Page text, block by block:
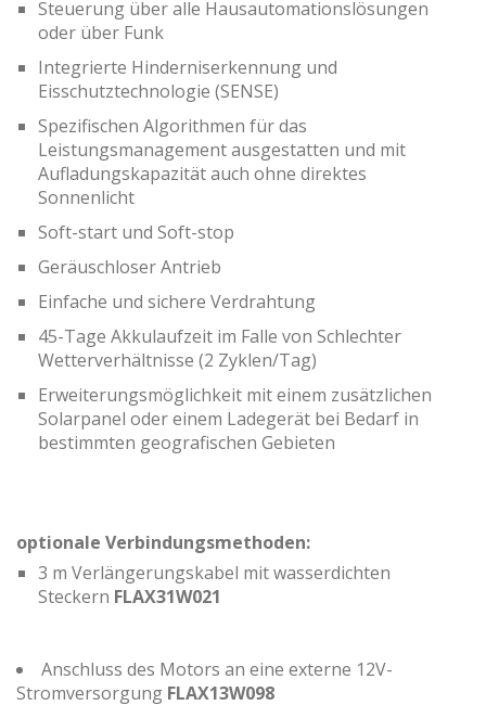
Steuerung über alle Hausautomationslösungen
oder über Funk
Integrierte Hinderniserkennung und
Eisschutztechnologie (SENSE)
Spezifischen Algorithmen für das
Leistungsmanagement ausgestatten und mit
Aufladungskapazität auch ohne direktes
Sonnenlicht
Soft-start und Soft-stop
Geräuschloser Antrieb
Einfache und sichere Verdrahtung
45-Tage Akkulaufzeit im Falle von Schlechter
Wetterverhältnisse (2 Zyklen/Tag)
Erweiterungsmöglichkeit mit einem zusätzlichen
Solarpanel oder einem Ladegerät bei Bedarf in
bestimmten geografischen Gebieten
optionale Verbindungsmethoden:
3 m Verlängerungskabel mit wasserdichten
Steckern FLAX31W021
Anschluss des Motors an eine externe 12V-
Stromversorgung FLAX13W098